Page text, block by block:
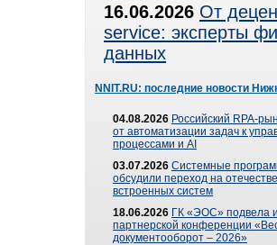
16.06.2026 От
service: эксперты
данных
NNIT.RU: последние новости
04.08.2026 Российский RPA-
от автоматизации задач к
процессами и AI
03.07.2026 Системные
обсудили переход на
встроенных систем
18.06.2026 ГК «ЭОС» подвела
партнерской конференции
документооборот – 2026»